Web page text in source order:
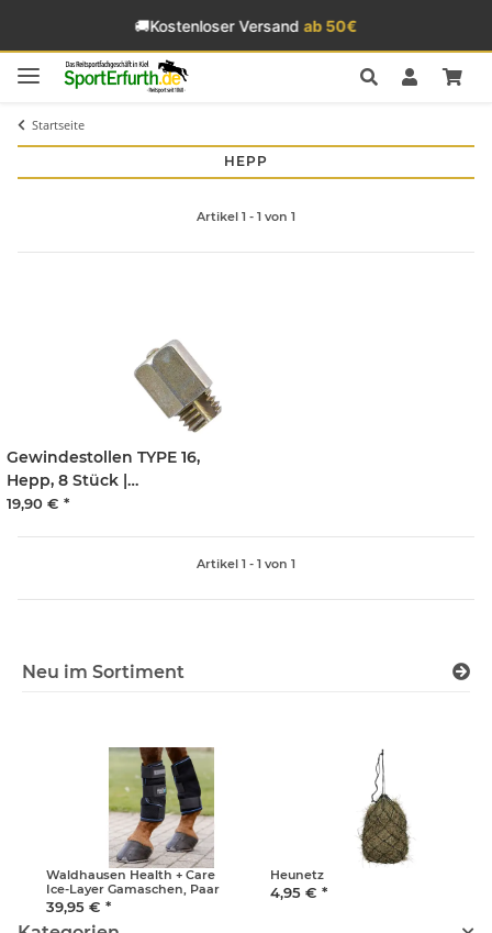
🚚Kostenloser Versandab 50€
Startseite
HEPP
Artikel 1 - 1 von 1
Gewindestollen TYPE 16,
Hepp, 8 Stück |
Gewindegröße: 3/8 Zoll |
19,90 € *
Artikel 1 - 1 von 1
Neu im Sortiment
Waldhausen Health + Care
Ice-Layer Gamaschen, Paar
39,95 € *
Heunetz
4,95 € *